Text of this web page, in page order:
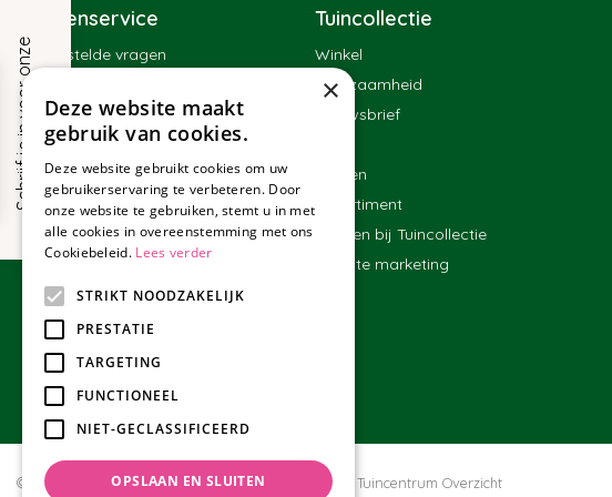
Klantenservice
Veelgestelde vragen
Contact
Bestellen
Bezorgen en afhalen
Betalen
Ruilen en retourneren
Algemene voorwaarden
Tuincollectie
Winkel
Duurzaamheid
Nieuwsbrief
Merken
Assortiment
Werken bij Tuincollectie
Affiliate marketing
© Tuincollectie.nl Green Solutions Privacy policy Tuincentrum Overzicht
S
c
h
r
i
j
f
j
e
i
n
v
o
o
r
o
n
z
e
n
i
e
u
w
s
b
r
i
e
f! ×
Deze website maakt
gebruik van cookies.
Deze website gebruikt cookies om uw
gebruikerservaring te verbeteren. Door
onze website te gebruiken, stemt u in met
alle cookies in overeenstemming met ons
Cookiebeleid. Lees verder
STRIKT NOODZAKELIJK
PRESTATIE
TARGETING
FUNCTIONEEL
NIET-GECLASSIFICEERD
OPSLAAN EN SLUITEN